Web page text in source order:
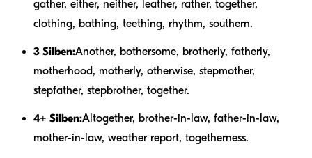
gather, either, neither, leather, rather, together,
clothing, bathing, teething, rhythm, southern.
3 Silben:Another, bothersome, brotherly, fatherly,
motherhood, motherly, otherwise, stepmother,
stepfather, stepbrother, together.
4+ Silben:Altogether, brother-in-law, father-in-law,
mother-in-law, weather report, togetherness.